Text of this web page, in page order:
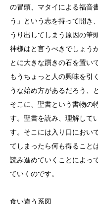
の冒頭、マタイによる福音
う」という志を持って開き
うり出してしまう原因の筆
神様はと言うべきでしょう
とに大きな躓きの石を置い
もうちょっと人の興味を引
うな始め方があるだろう、
そこに、聖書という書物の
す。聖書を読み、理解して
す。そこには入り口におい
てしまったら何も得ること
読み進めていくことによっ
ていくのです。
食い違う系図